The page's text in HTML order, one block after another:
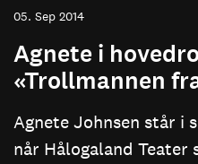
05. Sep 2014
Agnete i
«Trollmannen
Agnete Johnsen står i
når Hålogaland